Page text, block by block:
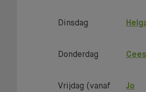
Dinsdag
Donderdag Cees
Vrijdag (vanaf
Jo
naar een
en goed